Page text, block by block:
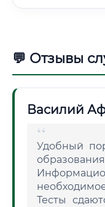
💬 Отзывы
Василий
Удобный
Тесты